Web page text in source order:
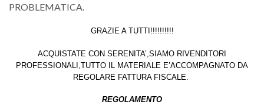
PROBLEMATICA.
GRAZIE A TUTTI!!!!!!!!!!
ACQUISTATE CON SERENITA’,SIAMO RIVENDITORI
PROFESSIONALI,TUTTO IL MATERIALE E’ACCOMPAGNATO DA
REGOLARE FATTURA FISCALE.
REGOLAMENTO